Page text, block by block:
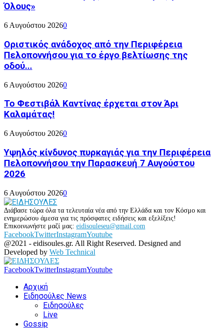
Όλους»
6 Αυγούστου 20260
Οριστικός ανάδοχος από την Περιφέρεια
Πελοποννήσου για το έργο βελτίωσης της
οδού...
6 Αυγούστου 20260
Το Φεστιβάλ Καντίνας έρχεται στον Άρι
Καλαμάτας!
6 Αυγούστου 20260
Υψηλός κίνδυνος πυρκαγιάς για την Περιφέρεια
Πελοποννήσου την Παρασκευή 7 Αυγούστου
2026
6 Αυγούστου 20260
Διάβασε τώρα όλα τα τελευταία νέα από την Ελλάδα και τον Κόσμο και
ενημερώσου άμεσα για τις πρόσφατες ειδήσεις και εξελίξεις!
Επικοινωνήστε μαζί μας: eidisouleseu@gmail.com
FacebookTwitterInstagramYoutube
@2021 - eidisoules.gr. All Right Reserved. Designed and
Developed by Web Technical
FacebookTwitterInstagramYoutube
Αρχική
Ειδησούλες News
Ειδησούλες
Live
Gossip